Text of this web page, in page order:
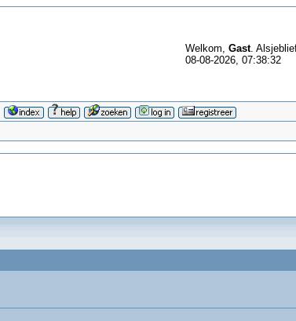
Welkom, Gast.
08-08-2026, 07:38:32